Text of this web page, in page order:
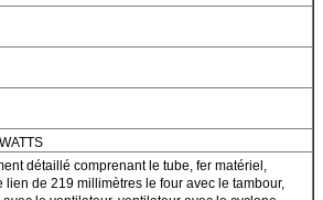
détaillé comprenant le tube, fer matériel,
lien de 219 millimètres le four avec le tambour,